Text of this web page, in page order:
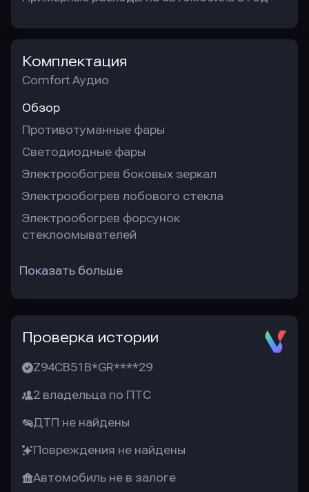
Комплектация
Comfort Аудио
Обзор
Противотуманные фары
Светодиодные фары
Электрообогрев боковых зеркал
Электрообогрев лобового стекла
Электрообогрев форсунок
стеклоомывателей
Показать больше
Проверка истории
Z94CB51B*GR****29
2 владельца по ПТС
ДТП не найдены
Повреждения не найдены
Автомобиль не в залоге